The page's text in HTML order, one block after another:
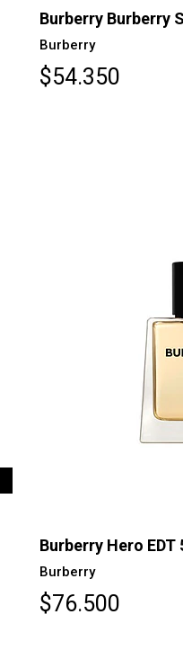
Burberry Burberry
Burberry
$54.350
Burberry Hero EDT
Burberry
$76.500